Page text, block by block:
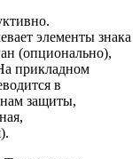
элементы знака
(опционально),
прикладном
в
защиты,